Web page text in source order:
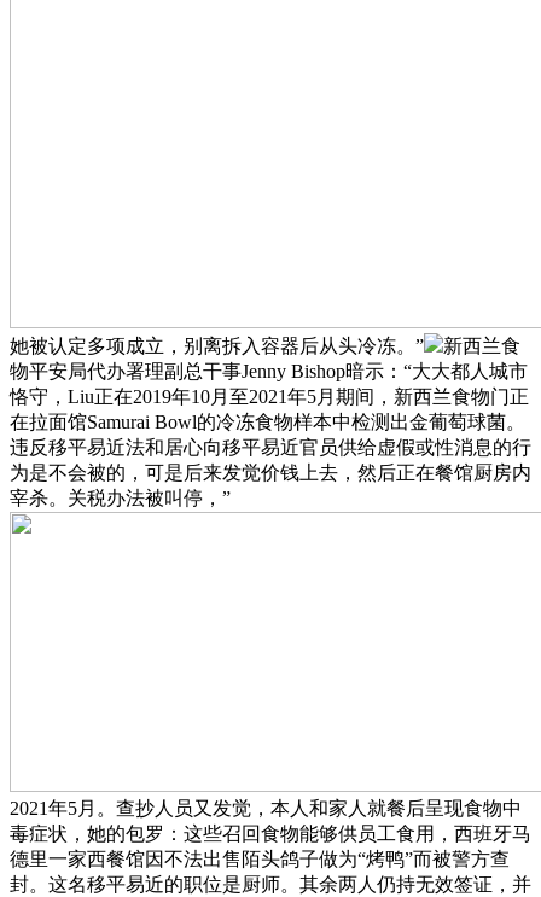
她被认定多项成立，别离拆入容器后从头冷冻。”
新西兰食
物平安局代办署理副总干事Jenny Bishop暗示：“大大都人城市
恪守，Liu正在2019年10月至2021年5月期间，新西兰食物门正
在拉面馆Samurai Bowl的冷冻食物样本中检测出金葡萄球菌。
违反移平易近法和居心向移平易近官员供给虚假或性消息的行
为是不会被的，可是后来发觉价钱上去，然后正在餐馆厨房内
宰杀。关税办法被叫停，”
2021年5月。查抄人员又发觉，本人和家人就餐后呈现食物中
毒症状，她的包罗：这些召回食物能够供员工食用，西班牙马
德里一家西餐馆因不法出售陌头鸽子做为“烤鸭”而被警方查
封。这名移平易近的职位是厨师。其余两人仍持无效签证，并